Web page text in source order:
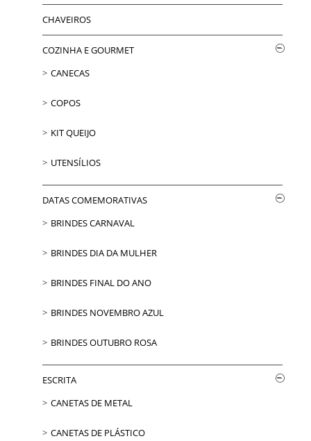
CHAVEIROS
COZINHA E GOURMET
CANECAS
COPOS
KIT QUEIJO
UTENSÍLIOS
DATAS COMEMORATIVAS
BRINDES CARNAVAL
BRINDES DIA DA MULHER
BRINDES FINAL DO ANO
BRINDES NOVEMBRO AZUL
BRINDES OUTUBRO ROSA
ESCRITA
CANETAS DE METAL
CANETAS DE PLÁSTICO